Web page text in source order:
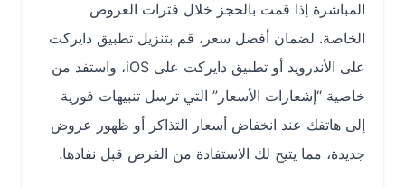
المباشرة إذا قمت بالحجز خلال فترات العروض
الخاصة. لضمان أفضل سعر، قم بتنزيل تطبيق دايركت
على الأندرويد أو تطبيق دايركت على iOS، واستفد من
خاصية “إشعارات الأسعار” التي ترسل تنبيهات فورية
إلى هاتفك عند انخفاض أسعار التذاكر أو ظهور عروض
جديدة، مما يتيح لك الاستفادة من الفرص قبل نفادها.